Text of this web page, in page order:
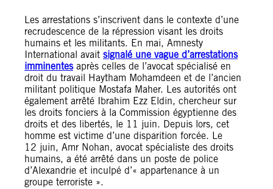
Les arrestations s’inscrivent dans le contexte d’une
recrudescence de la répression visant les droits
humains et les militants. En mai, Amnesty
International avait signalé une vague d’arrestations
imminentesaprès celles de l’avocat spécialisé en
droit du travail Haytham Mohamdeen et de l’ancien
militant politique Mostafa Maher. Les autorités ont
également arrêté Ibrahim Ezz Eldin, chercheur sur
les droits fonciers à la Commission égyptienne des
droits et des libertés, le 11 juin. Depuis lors, cet
homme est victime d’une disparition forcée. Le
12 juin, Amr Nohan, avocat spécialiste des droits
humains, a été arrêté dans un poste de police
d’Alexandrie et inculpé d’« appartenance à un
groupe terroriste ».